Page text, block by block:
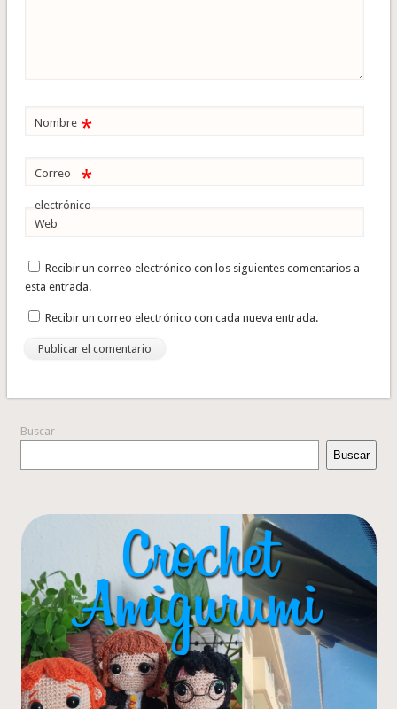
Nombre *
Correo
electrónico
*
Web
Recibir un correo electrónico con los siguientes comentarios a
esta entrada.
Recibir un correo electrónico con cada nueva entrada.
Buscar
Buscar